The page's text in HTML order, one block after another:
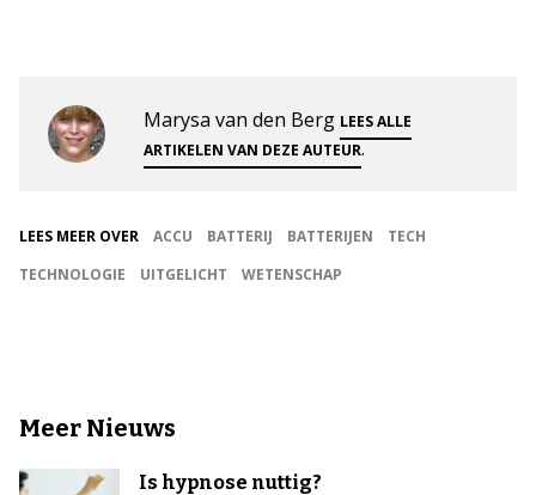
Marysa van den Berg LEES ALLE
ARTIKELEN VAN DEZE AUTEUR.
LEES MEER OVER ACCU BATTERIJ BATTERIJEN
TECH
TECHNOLOGIE
UITGELICHT WETENSCHAP
Meer Nieuws
Is hypnose nuttig?